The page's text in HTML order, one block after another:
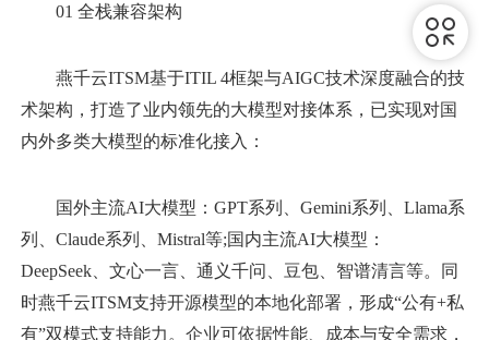
01 全栈兼容架构
燕千云ITSM基于ITIL 4框架与AIGC技术深度融合的技
术架构，打造了业内领先的大模型对接体系，已实现对国
内外多类大模型的标准化接入：
国外主流AI大模型：GPT系列、Gemini系列、Llama系
列、Claude系列、Mistral等;国内主流AI大模型：
DeepSeek、文心一言、通义千问、豆包、智谱清言等。同
时燕千云ITSM支持开源模型的本地化部署，形成“公有+私
有”双模式支持能力。企业可依据性能、成本与安全需求，